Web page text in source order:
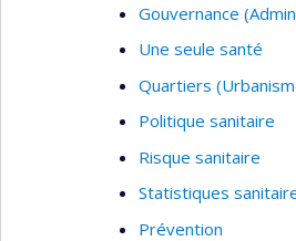
Gouvernance
Une seule santé
Quartiers
Politique sanitaire
Risque sanitaire
Statistiques
Prévention